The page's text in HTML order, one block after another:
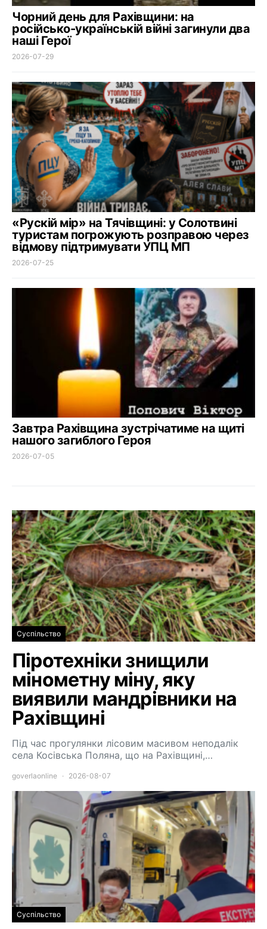
Чорний день для Рахівщини: на
російсько-українській війні загинули два
наші Герої
2026-07-29
«Рускій мір» на Тячівщині: у Солотвині
туристам погрожують розправою через
відмову підтримувати УПЦ МП
2026-07-25
Завтра Рахівщина зустрічатиме на щиті
нашого загиблого Героя
2026-07-05
Суспільство
Піротехніки знищили
мінометну міну, яку
виявили мандрівники на
Рахівщині
Під час прогулянки лісовим масивом неподалік
села Косівська Поляна, що на Рахівщині,…
goverlaonline 2026-08-07
Суспільство